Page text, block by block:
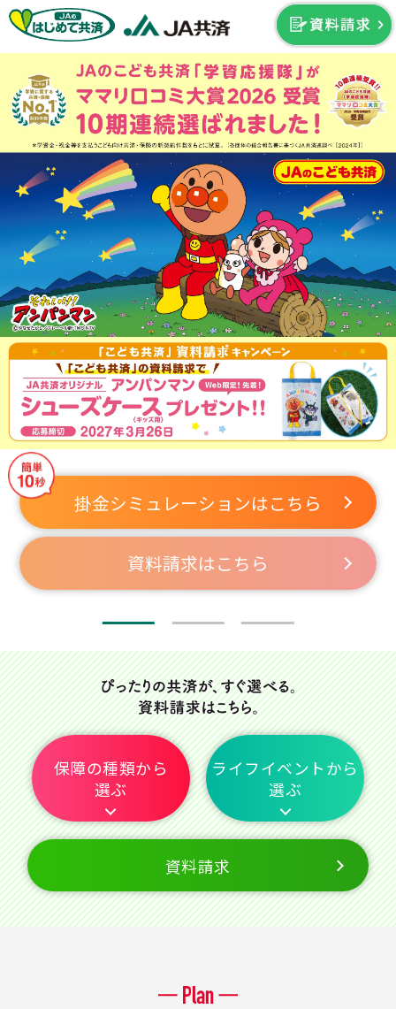
掛金シミュレーションはこちら
資料請求はこちら
キャンペーン応募はこちら
資料請求はこちら
掛金シミュレーションはこちら
資料請求はこちら
保障の種類から
選ぶ
ライフイベントから
選ぶ
資料請求